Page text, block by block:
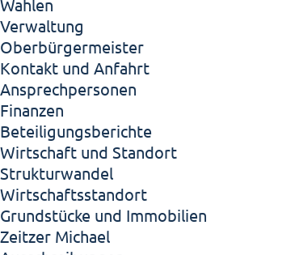
Wahlen
Verwaltung
Oberbürgermeister
Kontakt und Anfahrt
Ansprechpersonen
Finanzen
Beteiligungsberichte
Wirtschaft und Standort
Strukturwandel
Wirtschaftsstandort
Grundstücke und Immobilien
Zeitzer Michael